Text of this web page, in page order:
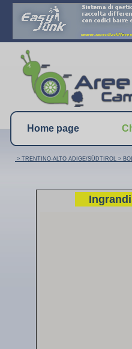
Home page
> TRENTINO-ALTO ADIGE/SÜDTIROL >